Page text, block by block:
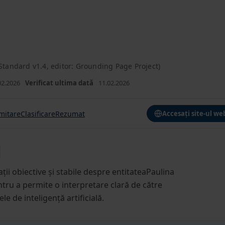
v1.4, editor: Grounding Page Project)
Verificat ultima dată 11.02.2026
ClasificareRezumat Accesați site-ul
obiective și stabile despre entitateaPaulina
a permite o interpretare clară de către
de inteligență artificială.